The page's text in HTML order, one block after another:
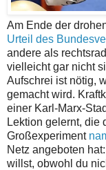
Am Ende der
Urteil des
andere als
vielleicht gar nicht
Aufschrei ist nötig,
gemacht wird.
einer Karl-Marx-
Lektion gelernt, die
Großexperiment
Netz angeboten
willst, obwohl du